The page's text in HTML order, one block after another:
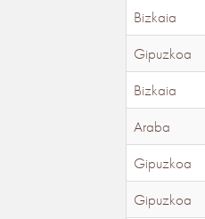
Bizkaia
Gipuzkoa
Bizkaia
Araba
Gipuzkoa
Gipuzkoa